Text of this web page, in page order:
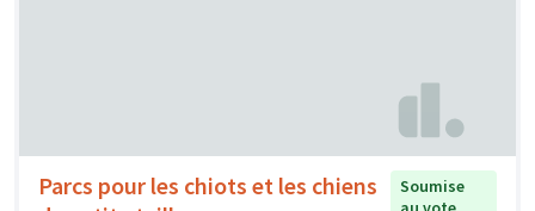
Parcs pour les chiots et les chiens
Soumise